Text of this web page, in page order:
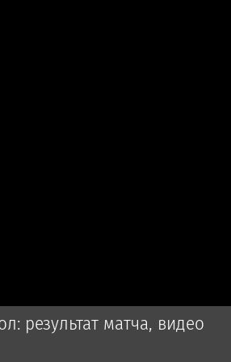
результат матча, видео